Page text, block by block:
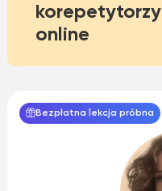
korepetytorzy
online
Bezpłatna lekcja próbna